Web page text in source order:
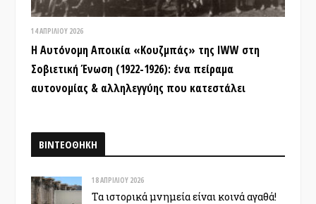
14 ΑΠΡΙΛΊΟΥ 2026
Η Αυτόνομη Αποικία «Κουζμπάς» της IWW στη
Σοβιετική Ένωση (1922-1926): ένα πείραμα
αυτονομίας & αλληλεγγύης που κατεστάλει
ΒΙΝΤΕΟΘΗΚΗ
18 ΑΠΡΙΛΊΟΥ 2026
Τα ιστορικά μνημεία είναι κοινά αγαθά!